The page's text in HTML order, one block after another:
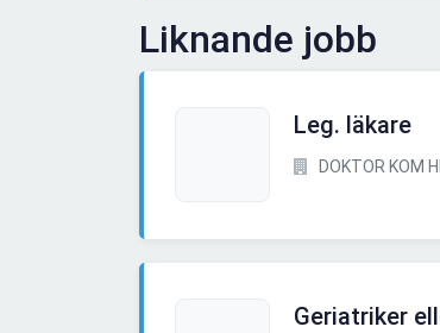
Liknande jobb
Leg. läkare
DOKTOR KOM
Geriatriker